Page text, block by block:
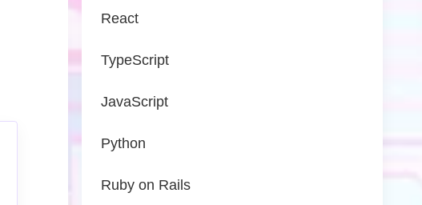
React
TypeScript
JavaScript
Python
Ruby on Rails